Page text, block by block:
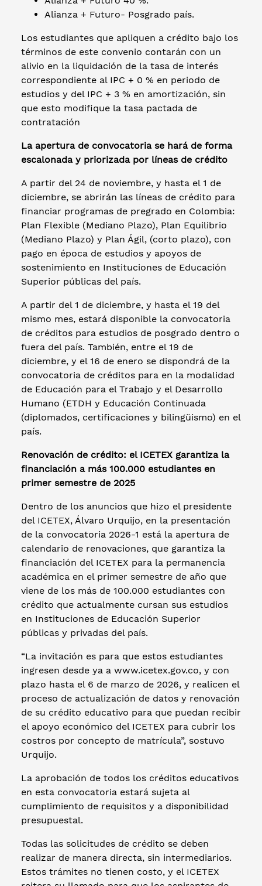
Alianza + Futuro- Posgrado país.
Los estudiantes que apliquen a crédito bajo los
términos de este convenio contarán con un
alivio en la liquidación de la tasa de interés
correspondiente al IPC + 0 % en periodo de
estudios y del IPC + 3 % en amortización, sin
que esto modifique la tasa pactada de
contratación
La apertura de convocatoria se hará de forma
escalonada y priorizada por líneas de crédito
A partir del 24 de noviembre, y hasta el 1 de
diciembre, se abrirán las líneas de crédito para
financiar programas de pregrado en Colombia:
Plan Flexible (Mediano Plazo), Plan Equilibrio
(Mediano Plazo) y Plan Ágil, (corto plazo), con
pago en época de estudios y apoyos de
sostenimiento en Instituciones de Educación
Superior públicas del país.
A partir del 1 de diciembre, y hasta el 19 del
mismo mes, estará disponible la convocatoria
de créditos para estudios de posgrado dentro o
fuera del país. También, entre el 19 de
diciembre, y el 16 de enero se dispondrá de la
convocatoria de créditos para en la modalidad
de Educación para el Trabajo y el Desarrollo
Humano (ETDH y Educación Continuada
(diplomados, certificaciones y bilingüismo) en el
país.
Renovación de crédito: el ICETEX garantiza la
financiación a más 100.000 estudiantes en
primer semestre de 2025
Dentro de los anuncios que hizo el presidente
del ICETEX, Álvaro Urquijo, en la presentación
de la convocatoria 2026-1 está la apertura de
calendario de renovaciones, que garantiza la
financiación del ICETEX para la permanencia
académica en el primer semestre de año que
viene de los más de 100.000 estudiantes con
crédito que actualmente cursan sus estudios
en Instituciones de Educación Superior
públicas y privadas del país.
“La invitación es para que estos estudiantes
ingresen desde ya a www.icetex.gov.co, y con
plazo hasta el 6 de marzo de 2026, y realicen el
proceso de actualización de datos y renovación
de su crédito educativo para que puedan recibir
el apoyo económico del ICETEX para cubrir los
costros por concepto de matrícula”, sostuvo
Urquijo.
La aprobación de todos los créditos educativos
en esta convocatoria estará sujeta al
cumplimiento de requisitos y a disponibilidad
presupuestal.
Todas las solicitudes de crédito se deben
realizar de manera directa, sin intermediarios.
Estos trámites no tienen costo, y el ICETEX